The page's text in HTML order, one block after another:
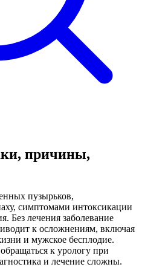
причины,
пузырьков,
симптомами интоксикации
Без лечения заболевание
к осложнениям, включая
и мужское бесплодие.
к урологу при
и лечение сложны.